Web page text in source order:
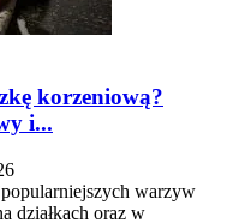
korzeniową?
i...
warzyw
działkach oraz w